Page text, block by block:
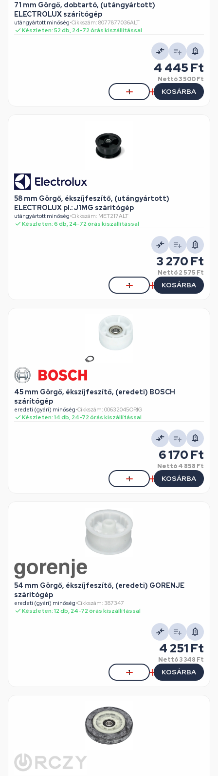
71 mm Görgő, dobtartó, (utángyártott)
ELECTROLUX szárítógép
utángyártott minőség•Cikkszám: 8077877036ALT
Készleten: 52 db, 24-72 órás kiszállítással
4 445 Ft
Nettó3 500 Ft
KOSÁRBA
58 mm Görgő, ékszíjfeszítő, (utángyártott)
ELECTROLUX pl.: J1MG szárítógép
utángyártott minőség•Cikkszám: MET217ALT
Készleten: 6 db, 24-72 órás kiszállítással
3 270 Ft
Nettó2 575 Ft
KOSÁRBA
45 mm Görgő, ékszíjfeszítő, (eredeti) BOSCH
szárítógép
eredeti (gyári) minőség•Cikkszám: 00632045ORIG
Készleten: 14 db, 24-72 órás kiszállítással
6 170 Ft
Nettó4 858 Ft
KOSÁRBA
54 mm Görgő, ékszíjfeszítő, (eredeti) GORENJE
szárítógép
eredeti (gyári) minőség•Cikkszám: 387347
Készleten: 12 db, 24-72 órás kiszállítással
4 251 Ft
Nettó3 348 Ft
KOSÁRBA